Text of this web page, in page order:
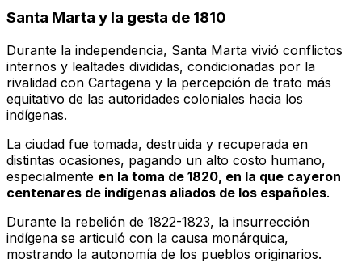
Santa Marta y la gesta de 1810
Durante la independencia, Santa Marta vivió conflictos
internos y lealtades divididas, condicionadas por la
rivalidad con Cartagena y la percepción de trato más
equitativo de las autoridades coloniales hacia los
indígenas.
La ciudad fue tomada, destruida y recuperada en
distintas ocasiones, pagando un alto costo humano,
especialmente en la toma de 1820, en la que cayeron
centenares de indígenas aliados de los españoles.
Durante la rebelión de 1822-1823, la insurrección
indígena se articuló con la causa monárquica,
mostrando la autonomía de los pueblos originarios.